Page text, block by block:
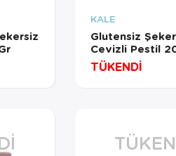
KALE
Glutensiz
Cevizli Pestil
TÜKENDİ